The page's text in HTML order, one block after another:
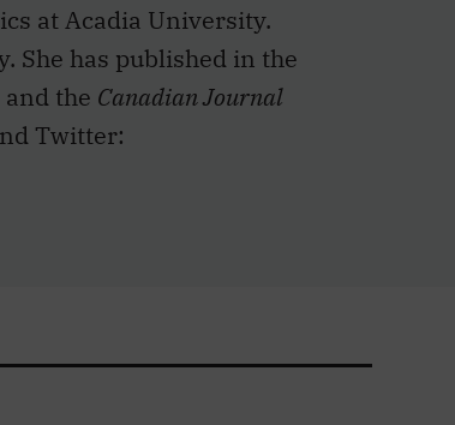
at Acadia University.
She has published in the
and the Canadian Journal
Twitter: